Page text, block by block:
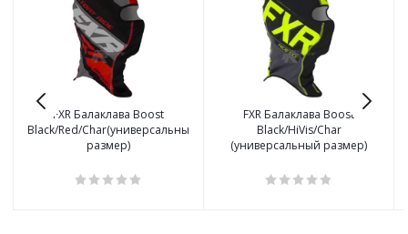
FXR Балаклава Boost
Black/Red/Char(универсальный
размер)
FXR Балаклава Boost
Black/HiVis/Char
(универсальный размер)